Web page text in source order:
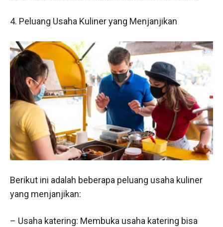
4. Peluang Usaha Kuliner yang Menjanjikan
Berikut ini adalah beberapa peluang usaha kuliner
yang menjanjikan:
– Usaha katering: Membuka usaha katering bisa